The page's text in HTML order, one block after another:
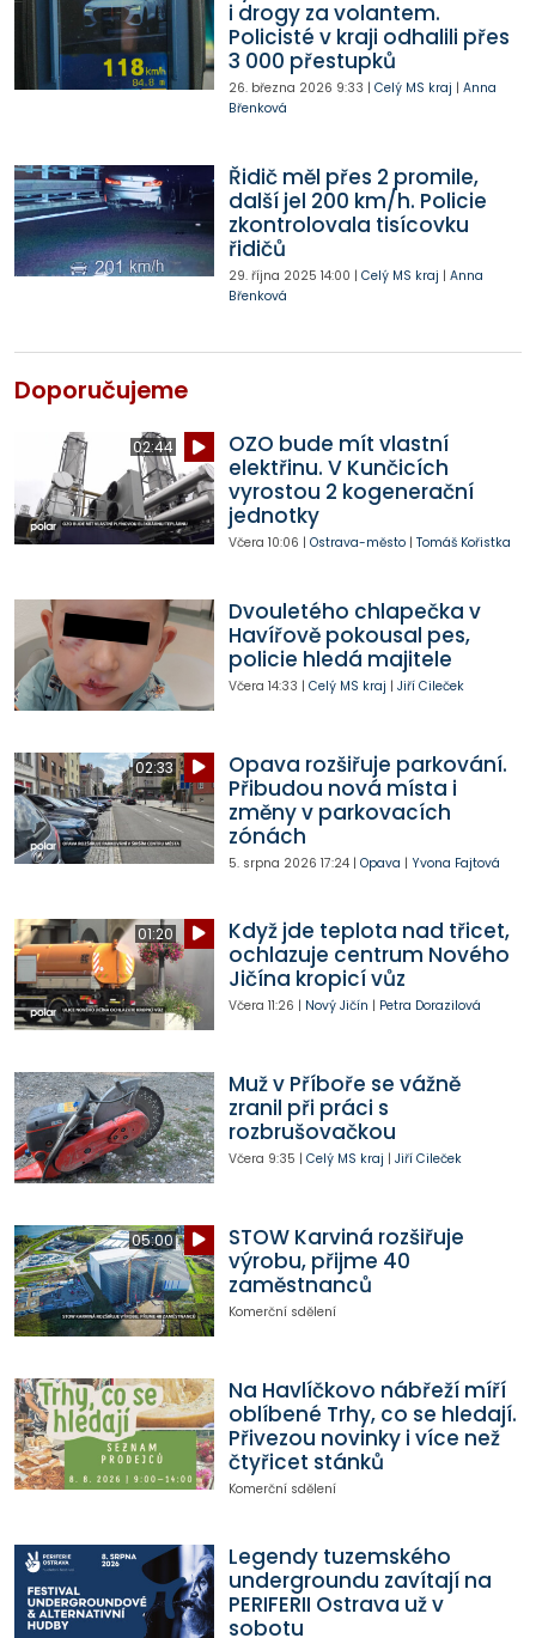
i drogy za volantem.
Policisté v kraji odhalili přes
3 000 přestupků
26. března 2026 9:33 | Celý MS kraj | Anna
Břenková
Řidič měl přes 2 promile,
další jel 200 km/h. Policie
zkontrolovala tisícovku
řidičů
29. října 2025 14:00 | Celý MS kraj | Anna
Břenková
Doporučujeme
02:44
OZO bude mít vlastní
elektřinu. V Kunčicích
vyrostou 2 kogenerační
jednotky
Včera 10:06 | Ostrava-město| Tomáš Kořistka
Dvouletého chlapečka v
Havířově pokousal pes,
policie hledá majitele
Včera 14:33 | Celý MS kraj | Jiří Cileček
02:33
Opava rozšiřuje parkování.
Přibudou nová místa i
změny v parkovacích
zónách
5. srpna 2026 17:24| Opava | Yvona Fajtová
01:20
Když jde teplota nad třicet,
ochlazuje centrum Nového
Jičína kropicí vůz
Včera 11:26 | Nový Jičín | Petra Dorazilová
Muž v Příboře se vážně
zranil při práci s
rozbrušovačkou
Včera 9:35 | Celý MS kraj | Jiří Cileček
05:00
STOW Karviná rozšiřuje
výrobu, přijme 40
zaměstnanců
Komerční sdělení
Na Havlíčkovo nábřeží míří
oblíbené Trhy, co se hledají.
Přivezou novinky i více než
čtyřicet stánků
Komerční sdělení
Legendy tuzemského
undergroundu zavítají na
PERIFERII Ostrava už v
sobotu